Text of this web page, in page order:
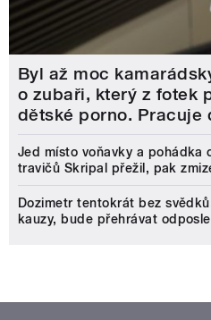
Byl až moc
o zubaři, který z fotek
dětské porno. Pracuje
Jed místo voňavky a pohádka
travičů Skripal přežil, pak
Dozimetr tentokrát bez
kauzy, bude přehrávat